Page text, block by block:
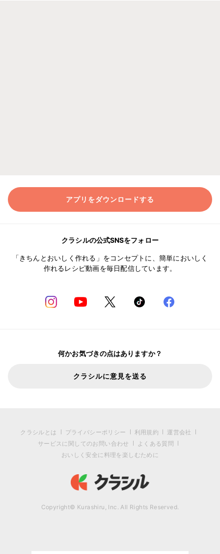
アプリをダウンロードする
クラシルの公式SNSをフォロー
「きちんとおいしく作れる」をコンセプトに、簡単においしく
作れるレシピ動画を毎日配信しています。
何かお気づきの点はありますか？
クラシルに意見を送る
クラシルとは プライバシーポリシー 利用規約
運営会社
サービスに関してのお問い合わせ
よくある質問
おいしく安全に料理を楽しむために
Copyright© Kurashiru, Inc. All Rights Reserved.